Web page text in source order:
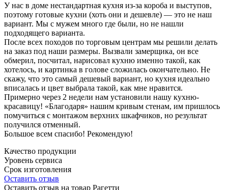
У нас в доме нестандартная кухня из-за короба и выступов,
поэтому готовые кухни (хоть они и дешевле) — это не наш
вариант. Мы с мужем много где были, но не нашли
подходящего варианта.
После всех походов по торговым центрам мы решили делать
на заказ под наши размеры. Вызвали замерщика, он все
обмерил, посчитал, нарисовал кухню именно такой, как
хотелось, и картинка в голове сложилась окончательно. Не
скажу, что это самый дешевый вариант, но кухня идеально
вписалась и цвет выбрала такой, как мне нравится.
Примерно через 2 недели нам установили нашу кухню-
красавицу! «Благодаря» нашим кривым стенам, им пришлось
помучиться с монтажом верхних шкафчиков, но результат
получился отменный.
Большое всем спасибо! Рекомендую!
Качество продукции
Уровень сервиса
Срок изготовления
Оставить отзыв
Оставить отзыв на товар Рагетти